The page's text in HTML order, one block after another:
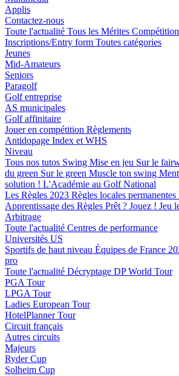
Applis
Contactez-nous
Toute l'actualité Tous les Mérites
Inscriptions/Entry form Toutes catégories
Jeunes
Mid-Amateurs
Seniors
Paragolf
Golf entreprise
AS municipales
Golf affinitaire
Jouer en compétition Règlements
Antidopage Index et WHS
Niveau
Tous nos tutos Swing Mise en jeu Sur le
du green Sur le green Muscle ton swing
solution ! L'Académie au Golf National
Les Règles 2023 Règles locales permanentes
Apprentissage des Règles Prêt ? Jouez ! Jeu
Arbitrage
Toute l'actualité Centres de performance
Universités US
Sportifs de haut niveau Équipes de France
pro
Toute l'actualité Décryptage DP World Tour
PGA Tour
LPGA Tour
Ladies European Tour
HotelPlanner Tour
Circuit français
Autres circuits
Majeurs
Ryder Cup
Solheim Cup